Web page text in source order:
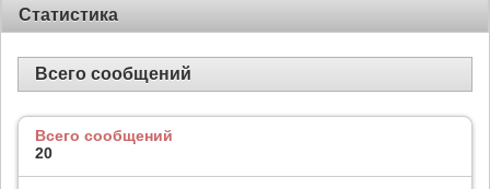
Статистика
Всего сообщений
Всего сообщений
20